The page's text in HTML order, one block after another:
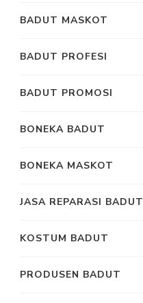
BADUT MASKOT
BADUT PROFESI
BADUT PROMOSI
BONEKA BADUT
BONEKA MASKOT
JASA REPARASI BADUT
KOSTUM BADUT
PRODUSEN BADUT